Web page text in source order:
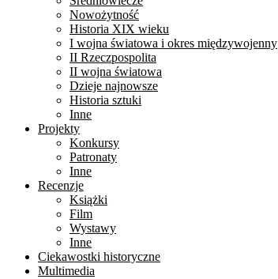
Nowożytność
Historia XIX wieku
I wojna światowa i okres międzywojenny
II Rzeczpospolita
II wojna światowa
Dzieje najnowsze
Historia sztuki
Inne
Projekty
Konkursy
Patronaty
Inne
Recenzje
Książki
Film
Wystawy
Inne
Ciekawostki historyczne
Multimedia